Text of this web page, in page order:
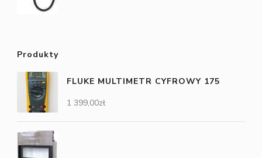
Produkty
FLUKE MULTIMETR CYFROWY 175
1 399,00zł